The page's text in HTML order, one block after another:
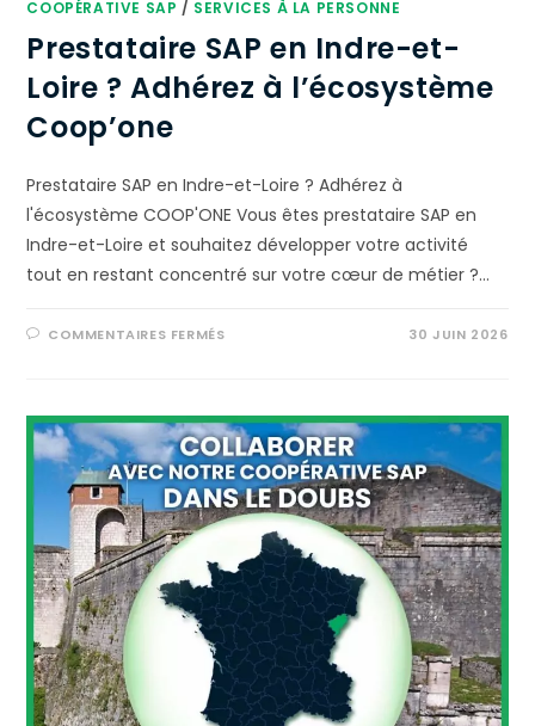
COOPÉRATIVE SAP / SERVICES À LA PERSONNE
Prestataire SAP en Indre-et-
Loire ? Adhérez à l’écosystème
Coop’one
Prestataire SAP en Indre-et-Loire ? Adhérez à
l'écosystème COOP'ONE Vous êtes prestataire SAP en
Indre-et-Loire et souhaitez développer votre activité
tout en restant concentré sur votre cœur de métier ?…
COMMENTAIRES FERMÉS 30 JUIN 2026